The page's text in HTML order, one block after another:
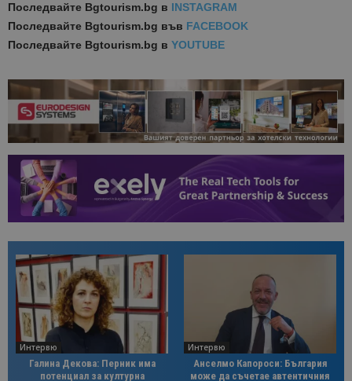
Последвайте Bgtourism.bg в INSTAGRAM
Последвайте Bgtourism.bg във FACEBOOK
Последвайте Bgtourism.bg в YOUTUBE
Интервю
Галина Декова: Перник има
потенциал за културна
Интервю
Анселмо Капороси: България
може да съчетае автентичния